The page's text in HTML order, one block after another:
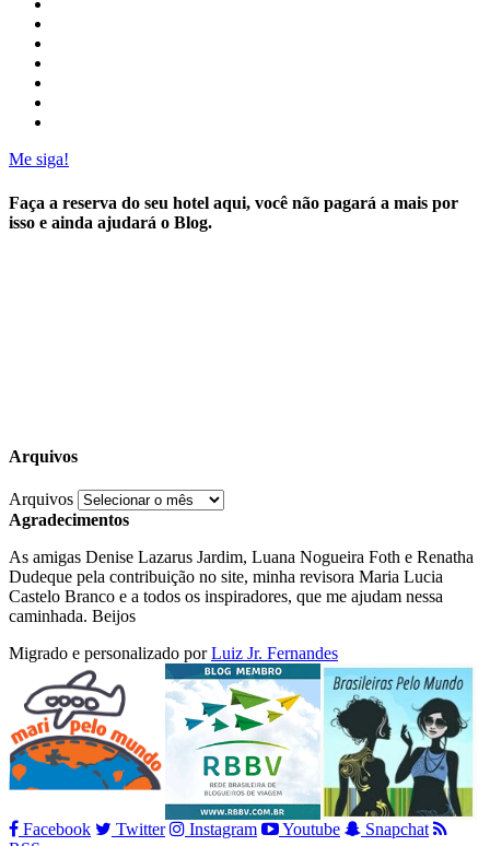
Me siga!
Faça a reserva do seu hotel aqui, você não pagará a mais por
isso e ainda ajudará o Blog.
Arquivos
Arquivos
Agradecimentos
As amigas Denise Lazarus Jardim, Luana Nogueira Foth e Renatha
Dudeque pela contribuição no site, minha revisora Maria Lucia
Castelo Branco e a todos os inspiradores, que me ajudam nessa
caminhada. Beijos
Migrado e personalizado porLuiz Jr. Fernandes
Facebook Twitter Instagram Youtube
Snapchat